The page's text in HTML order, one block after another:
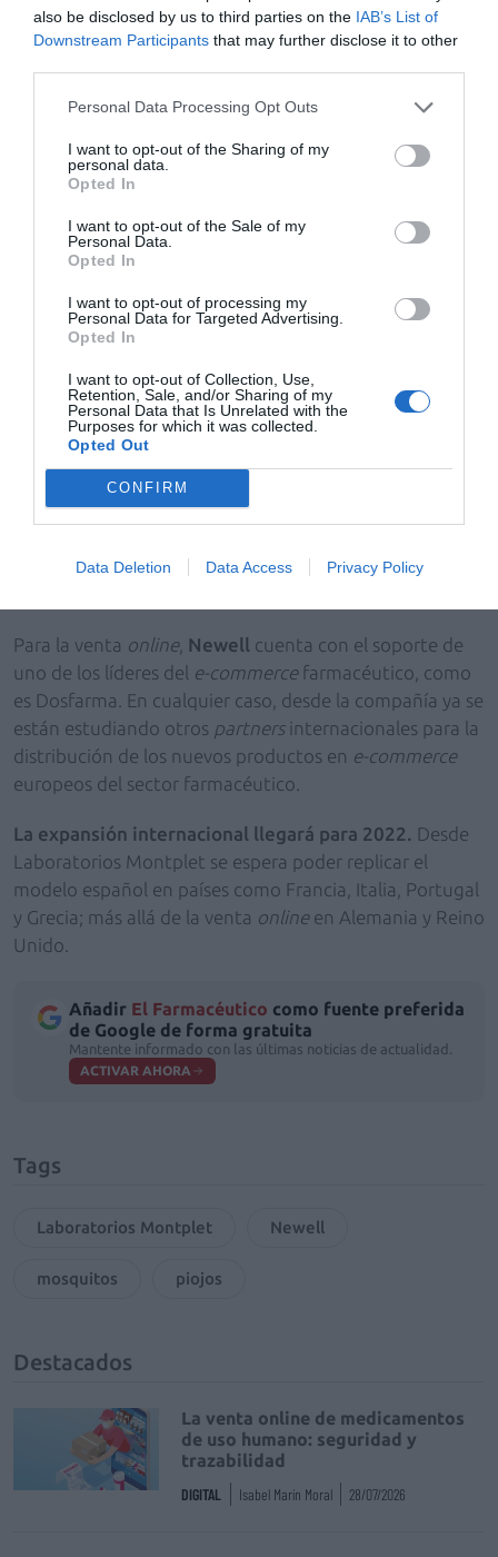
also be disclosed by us to third parties on the IAB’s List of
Downstream Participants that may further disclose it to other
Personal Data Processing Opt Outs
I want to opt-out of the Sharing of my
personal data.
Opted In
I want to opt-out of the Sale of my
Personal Data.
Opted In
I want to opt-out of processing my
Personal Data for Targeted Advertising.
Opted In
I want to opt-out of Collection, Use,
Retention, Sale, and/or Sharing of my
Personal Data that Is Unrelated with the
Purposes for which it was collected.
Opted Out
CONFIRM
Data Deletion Data Access Privacy Policy
sino que se preocupa por el bienestar de las personas.
Por este motivo, se ha firmado un acuerdo de
colaboración conAcción contra el Hambrepara apoyar
su respuesta humanitaria enfocada a niños menores de
durante 2021.
TEB (Taller Escuela Barcelona),
una empresa que
trabaja desde los principios y los valores cooperativos
para conseguir una vida inclusiva para las personas con
discapacidad intelectual.
Puntos de venta España y expansión internacional
Los productos deNewellestarán presentes en
farmacias y parafarmacias de todo el territorio español.
Para esta distribución,
firmado un acuerdo de exclusividad con la empresa de
distribución farmacéutica Ortopedia Mogar. Este
farmacias y parafarmacias de España a lo largo de los
Para la venta online, Newell cuenta con el soporte de
uno de los líderes del e-commercefarmacéutico, como
es Dosfarma. En cualquier caso, desde la compañía ya se
están estudiando otros partnersinternacionales para la
distribución de los nuevos productos en e-commerce
europeos del sector farmacéutico.
La expansión internacional llegará para 2022. Desde
Laboratorios Montplet se espera poder replicar el
modelo español en países como Francia, Italia, Portugal
y Grecia; más allá de la venta onlineen Alemania y Reino
Unido.
Añadir El Farmacéutico como fuente preferida
de Google de forma gratuita
Mantente informado con las últimas noticias de actualidad.
ACTIVAR AHORA
Tags
Laboratorios Montplet Newell
mosquitos piojos
Destacados
La venta online de medicamentos
de uso humano: seguridad y
trazabilidad
DIGITAL Isabel Marín Moral 28/07/2026